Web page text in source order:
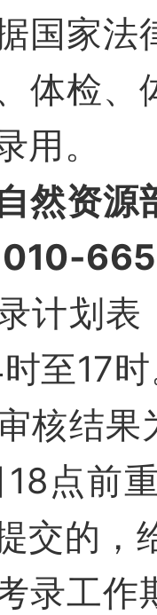
国家法
体检、
用。
然资源
010-
计划
至17
结果为
点前
交的，
工作